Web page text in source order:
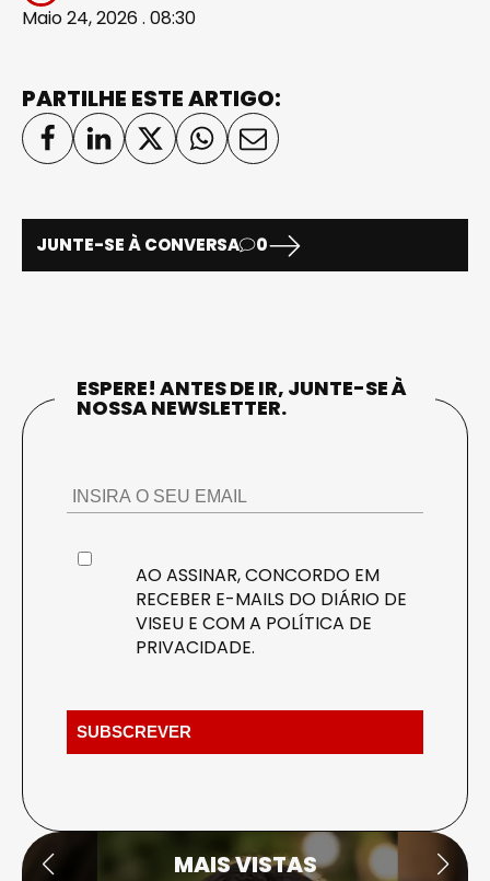
Maio 24, 2026 . 08:30
PARTILHE ESTE ARTIGO:
JUNTE-SE À CONVERSA 0
ESPERE! ANTES DE IR, JUNTE-SE À
NOSSA NEWSLETTER.
AO ASSINAR, CONCORDO EM
RECEBER E-MAILS DO DIÁRIO DE
VISEU E COM A POLÍTICA DE
PRIVACIDADE.
MAIS VISTAS